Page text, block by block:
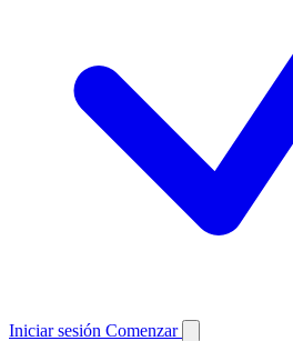
Iniciar sesión Comenzar